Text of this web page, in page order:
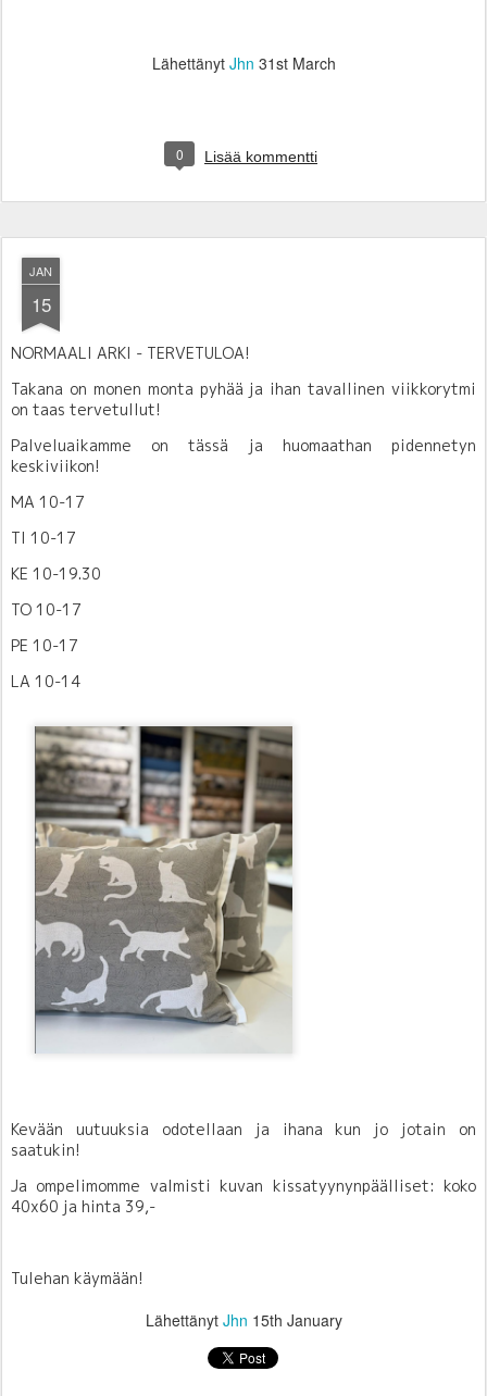
Lähettänyt Jhn 31st March
0 Lisää kommentti
JAN
15
NORMAALI ARKI - TERVETULOA!
Takana on monen monta pyhää ja ihan tavallinen viikkorytmi
on taas tervetullut!
Palveluaikamme on tässä ja huomaathan pidennetyn
keskiviikon!
MA 10-17
TI 10-17
KE 10-19.30
TO 10-17
PE 10-17
LA 10-14
Kevään uutuuksia odotellaan ja ihana kun jo jotain on
saatukin!
Ja ompelimomme valmisti kuvan kissatyynynpäälliset: koko
40x60 ja hinta 39,-
Tulehan käymään!
Lähettänyt Jhn 15th January